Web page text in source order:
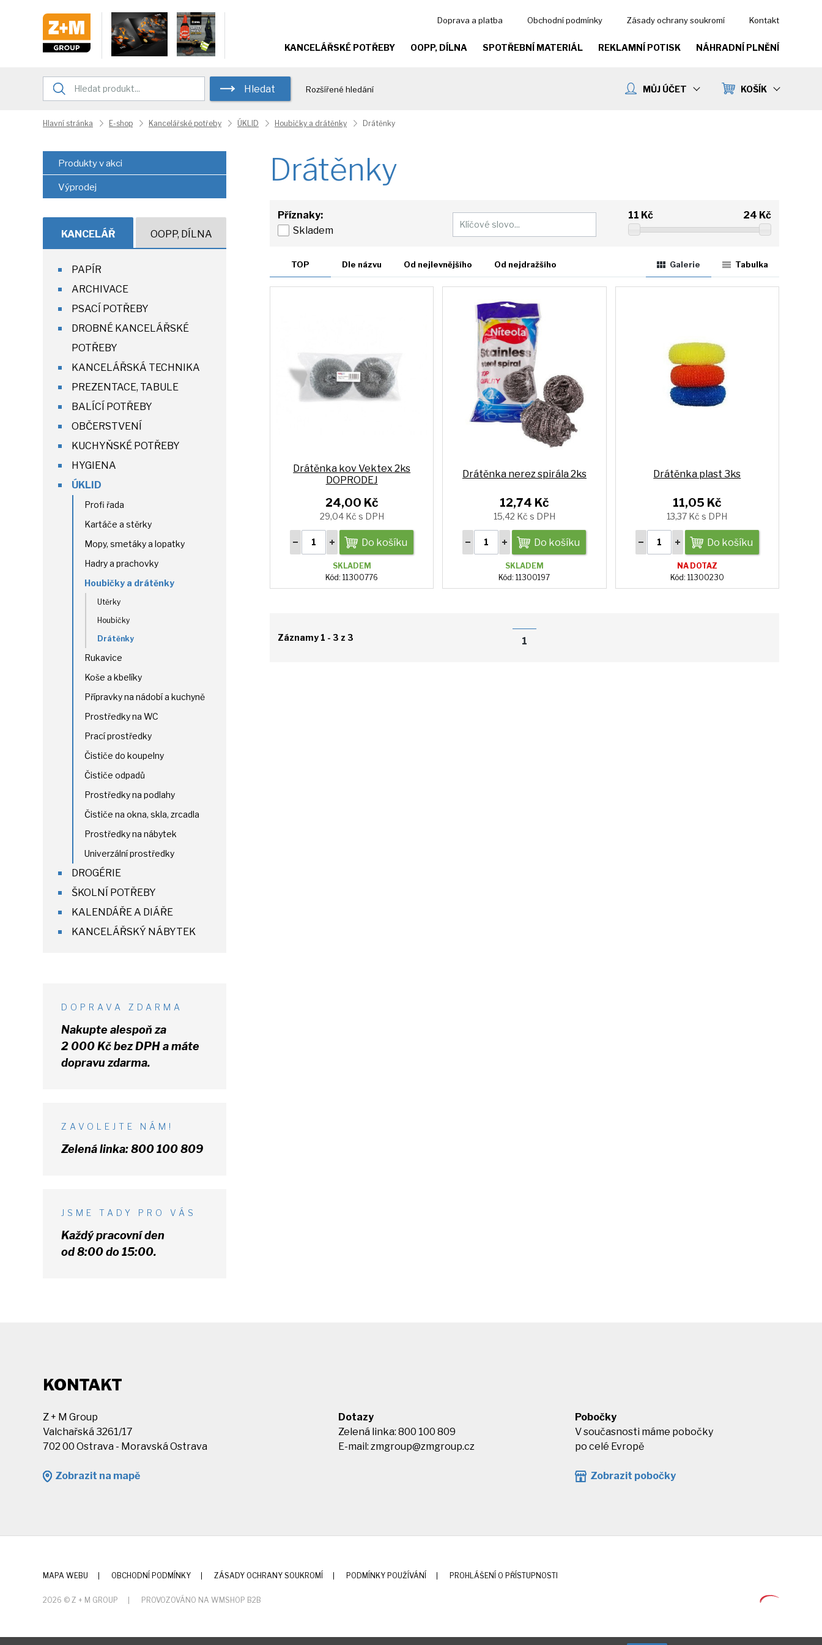
Doprava a platba Obchodní podmínky Zásady ochrany soukromí Kontakt
KANCELÁŘSKÉ POTŘEBY OOPP, DÍLNA SPOTŘEBNÍ MATERIÁL REKLAMNÍ POTISK NÁHRADNÍ PLNĚNÍ
Hledat Rozšířené hledání KOŠÍK
MŮJ ÚČET
Hlavní stránka E-shop Kancelářské potřeby ÚKLID Houbičky a drátěnky Drátěnky
Drátěnky
Příznaky:
Skladem
11 Kč 24 Kč
TOP Dle názvu Od nejlevnějšího Od nejdražšího Tabulka
Galerie
Drátěnka kov Vektex 2ks
DOPRODEJ
24,00 Kč
29,04 Kč s DPH
Do košíku
SKLADEM
Kód: 11300776
Drátěnka nerez spirála 2ks
12,74 Kč
15,42 Kč s DPH
Do košíku
SKLADEM
Kód: 11300197
Drátěnka plast 3ks
11,05 Kč
13,37 Kč s DPH
Do košíku
NA DOTAZ
Kód: 11300230
Záznamy 1 - 3 z 3 1
Produkty v akci
Výprodej
KANCELÁŘ OOPP, DÍLNA
PAPÍR
ARCHIVACE
PSACÍ POTŘEBY
DROBNÉ KANCELÁŘSKÉ
POTŘEBY
KANCELÁŘSKÁ TECHNIKA
PREZENTACE, TABULE
BALÍCÍ POTŘEBY
OBČERSTVENÍ
KUCHYŇSKÉ POTŘEBY
HYGIENA
ÚKLID
Profi řada
Kartáče a stěrky
Mopy, smetáky a lopatky
Hadry a prachovky
Houbičky a drátěnky
Utěrky
Houbičky
Drátěnky
Rukavice
Koše a kbelíky
Přípravky na nádobí a kuchyně
Prostředky na WC
Prací prostředky
Čističe do koupelny
Čističe odpadů
Prostředky na podlahy
Čističe na okna, skla, zrcadla
Prostředky na nábytek
Univerzální prostředky
DROGÉRIE
ŠKOLNÍ POTŘEBY
KALENDÁŘE A DIÁŘE
KANCELÁŘSKÝ NÁBYTEK
DOPRAVA ZDARMA
Nakupte alespoň za
2 000 Kčbez DPHa máte
dopravu zdarma.
ZAVOLEJTE NÁM!
Zelená linka:800 100 809
JSME TADY PRO VÁS
Každý pracovní den
od 8:00 do 15:00.
KONTAKT
Z + M Group
Valchařská 3261/17
702 00 Ostrava - Moravská Ostrava
Zobrazit na mapě
Dotazy
Zelená linka: 800 100 809
E-mail:zmgroup@zmgroup.cz
Pobočky
V současnosti máme pobočky
po celé Evropě
Zobrazit pobočky
MAPA WEBU OBCHODNÍ PODMÍNKY ZÁSADY OCHRANY SOUKROMÍ PODMÍNKY POUŽÍVÁNÍ PROHLÁŠENÍ O PŘÍSTUPNOSTI
2026 © Z + M GROUP PROVOZOVÁNO NA WMSHOP B2B